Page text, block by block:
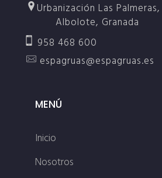
Urbanización Las
Albolote, Granada
958 468 600
espagruas@espagruas.es
MENÚ
Inicio
Nosotros